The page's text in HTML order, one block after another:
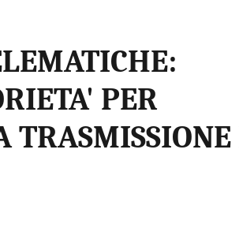
PER